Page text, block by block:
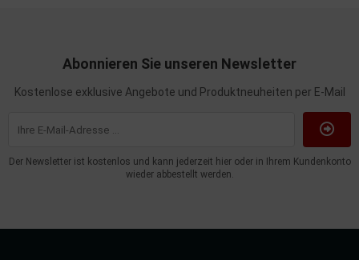
Abonnieren Sie unseren Newsletter
Kostenlose exklusive Angebote und Produktneuheiten per E-Mail
Der Newsletter ist kostenlos und kann jederzeit hier oder in Ihrem Kundenkonto
wieder abbestellt werden.